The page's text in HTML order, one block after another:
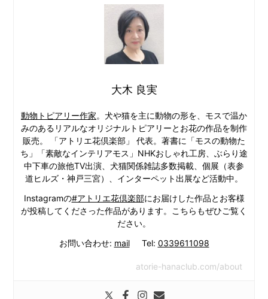
大木 良実
動物トピアリー作家。犬や猫を主に動物の形を、モスで温か
みのあるリアルなオリジナルトピアリーとお花の作品を制作
販売。 「アトリエ花倶楽部」 代表。著書に「モスの動物た
ち」「素敵なインテリアモス」NHKおしゃれ工房、ぶらり途
中下車の旅他TV出演、犬猫関係雑誌多数掲載、個展（表参
道ヒルズ・神戸三宮）、インターペット出展など活動中。
Instagramの#アトリエ花倶楽部にお届けした作品とお客様
が投稿してくださった作品があります。こちらもぜひご覧く
ださい。
お問い合わせ: mailTel: 0339611098
atorie-hanaclub.com/about